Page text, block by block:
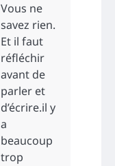
Vous ne
savez rien.
Et il faut
réfléchir
avant de
parler et
d’écrire.il y
a
beaucoup
trop